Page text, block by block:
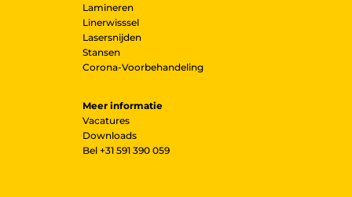
Lamineren
Linerwisssel
Lasersnijden
Stansen
Corona-Voorbehandeling
Meer informatie
Vacatures
Downloads
Bel+31 591 390 059